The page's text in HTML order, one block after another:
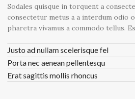
Sodales quisque in torquent a
consectetur metus a a interdum odio
pharetra vivamus a commodo tellus.
Justo ad nullam scelerisque fel
Porta nec aenean pellentesqu
Erat sagittis mollis rhoncus